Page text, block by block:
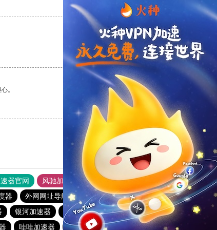
支持
支持[0] 反对[0]
。
支持[0] 反对[0]
器官网 风驰加速器
旋风加速器
器 外网网址导航 软件中心
蚂蚁加速器
银河加速器 ikuuu.me加速器官网
银河加速器
哇哇加速器 番石榴加速器 白鲸加速器